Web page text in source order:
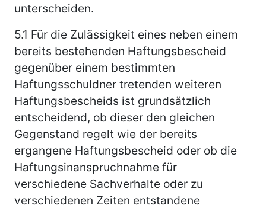
unterscheiden.
5.1 Für die Zulässigkeit eines neben einem
bereits bestehenden Haftungsbescheid
gegenüber einem bestimmten
Haftungsschuldner tretenden weiteren
Haftungsbescheids ist grundsätzlich
entscheidend, ob dieser den gleichen
Gegenstand regelt wie der bereits
ergangene Haftungsbescheid oder ob die
Haftungsinanspruchnahme für
verschiedene Sachverhalte oder zu
verschiedenen Zeiten entstandene